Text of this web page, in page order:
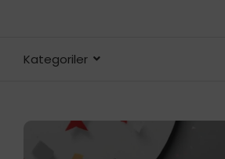
Kategoriler